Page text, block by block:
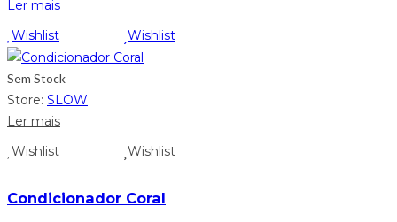
Ler mais
Wishlist
Wishlist
Sem Stock
Store: SLOW
Ler mais
Wishlist
Wishlist
Condicionador Coral